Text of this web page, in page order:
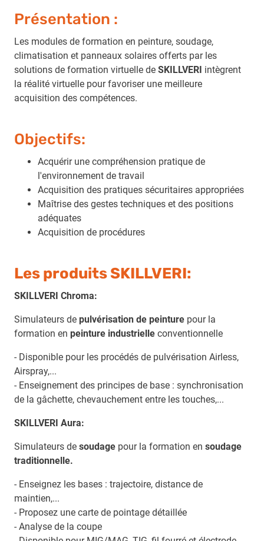
Présentation :
Les modules de formation en peinture, soudage,
climatisation et panneaux solaires offerts par les
solutions de formation virtuelle de SKILLVERI intègrent
la réalité virtuelle pour favoriser une meilleure
acquisition des compétences.
Objectifs:
Acquérir une compréhension pratique de
l'environnement de travail
Acquisition des pratiques sécuritaires appropriées
Maîtrise des gestes techniques et des positions
adéquates
Acquisition de procédures
Les produits SKILLVERI:
SKILLVERI Chroma:
Simulateurs de pulvérisation de peinture pour la
formation en peinture industrielle conventionnelle
- Disponible pour les procédés de pulvérisation Airless,
Airspray,...
- Enseignement des principes de base : synchronisation
de la gâchette, chevauchement entre les touches,...
SKILLVERI Aura:
Simulateurs de soudage pour la formation en soudage
traditionnelle.
- Enseignez les bases : trajectoire, distance de
maintien,...
- Proposez une carte de pointage détaillée
- Analyse de la coupe